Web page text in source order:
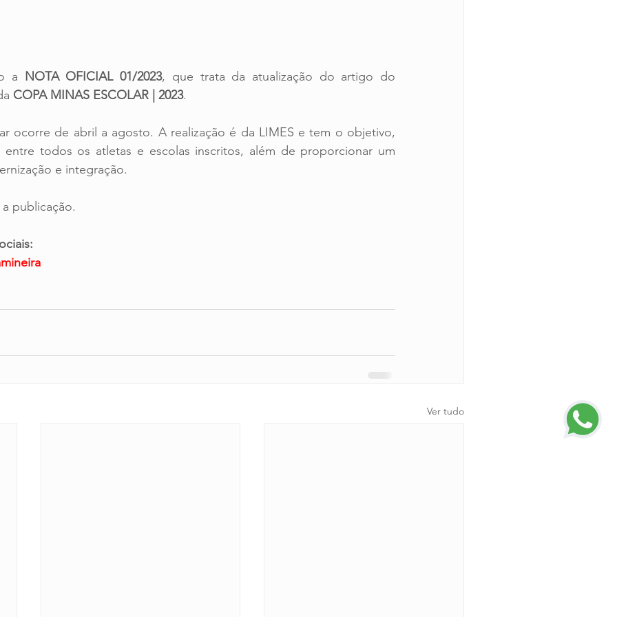
a NOTA OFICIAL 01/2023, que trata da atualização do artigo do
COPA MINAS ESCOLAR | 2023.
ocorre de abril a agosto. A realização é da LIMES e tem o objetivo,
todos os atletas e escolas inscritos, além de proporcionar um
e integração.
publicação.
Ver tudo